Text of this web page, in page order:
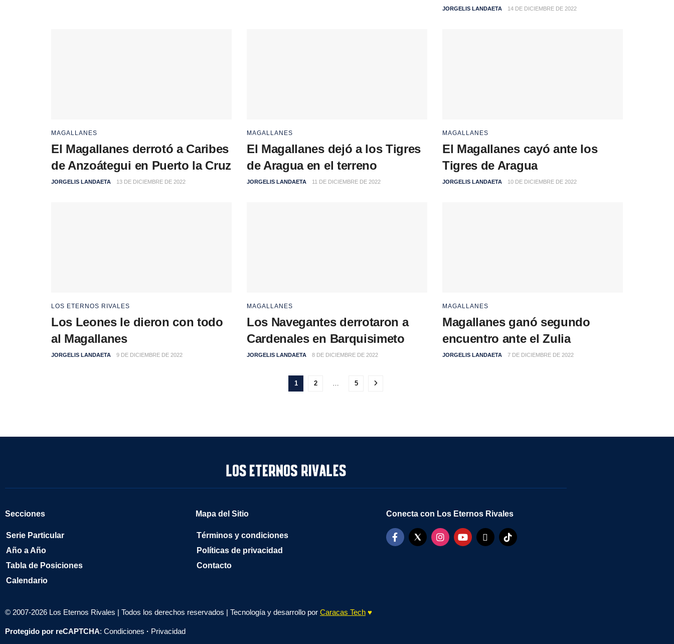
JORGELIS LANDAETA 14 DE DICIEMBRE DE 2022
MAGALLANES
El Magallanes derrotó a Caribes
de Anzoátegui en Puerto la Cruz
JORGELIS LANDAETA 13 DE DICIEMBRE DE 2022
MAGALLANES
El Magallanes dejó a los Tigres
de Aragua en el terreno
JORGELIS LANDAETA 11 DE DICIEMBRE DE 2022
MAGALLANES
El Magallanes cayó ante los
Tigres de Aragua
JORGELIS LANDAETA 10 DE DICIEMBRE DE 2022
LOS ETERNOS RIVALES
Los Leones le dieron con todo
al Magallanes
JORGELIS LANDAETA 9 DE DICIEMBRE DE 2022
MAGALLANES
Los Navegantes derrotaron a
Cardenales en Barquisimeto
JORGELIS LANDAETA 8 DE DICIEMBRE DE 2022
MAGALLANES
Magallanes ganó segundo
encuentro ante el Zulia
JORGELIS LANDAETA 7 DE DICIEMBRE DE 2022
1 2 … 5
Secciones
Serie Particular
Año a Año
Tabla de Posiciones
Calendario
Mapa del Sitio
Términos y condiciones
Políticas de privacidad
Contacto
Conecta con Los Eternos Rivales
© 2007-2026 Los Eternos Rivales | Todos los derechos reservados | Tecnología y desarrollo por Caracas Tech ♥️
Protegido por reCAPTCHA: Condiciones · Privacidad